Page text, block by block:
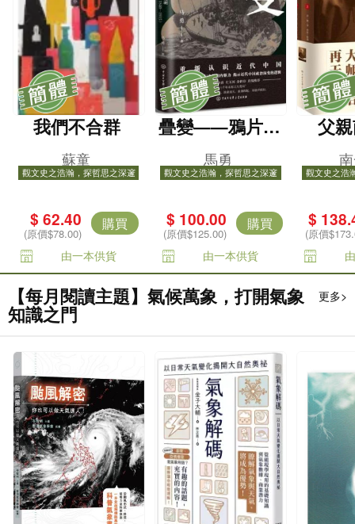
我們不合群
蘇童
觀文史之浩瀚，探哲思之深邃
$ 62.40
(原價$78.00)
購買
由一本供貨
疊變——鴉片、
槍炮與文明進程
中的中國(1840-1
馬勇
觀文史之浩瀚，探哲思之深邃
$ 100.00
(原價$125.00)
購買
由一本供貨
父
觀文史之浩
$
(原價
【每月閱讀主題】氣候萬象，打開氣象
知識之門
更多>